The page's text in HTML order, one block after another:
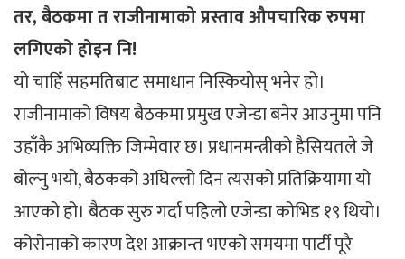
तर, बैठकमा त राजीनामाको प्रस्ताव औपचारिक रुपमा
लगिएको होइन नि!
यो चाहिँ सहमतिबाट समाधान निस्कियोस् भनेर हो।
राजीनामाको विषय बैठकमा प्रमुख एजेन्डा बनेर आउनुमा पनि
उहाँकै अभिव्यक्ति जिम्मेवार छ। प्रधानमन्त्रीको हैसियतले जे
बोल्नु भयो, बैठकको अघिल्लो दिन त्यसको प्रतिक्रियामा यो
आएको हो। बैठक सुरु गर्दा पहिलो एजेन्डा कोभिड १९ थियो।
कोरोनाको कारण देश आक्रान्त भएको समयमा पार्टी पूरै